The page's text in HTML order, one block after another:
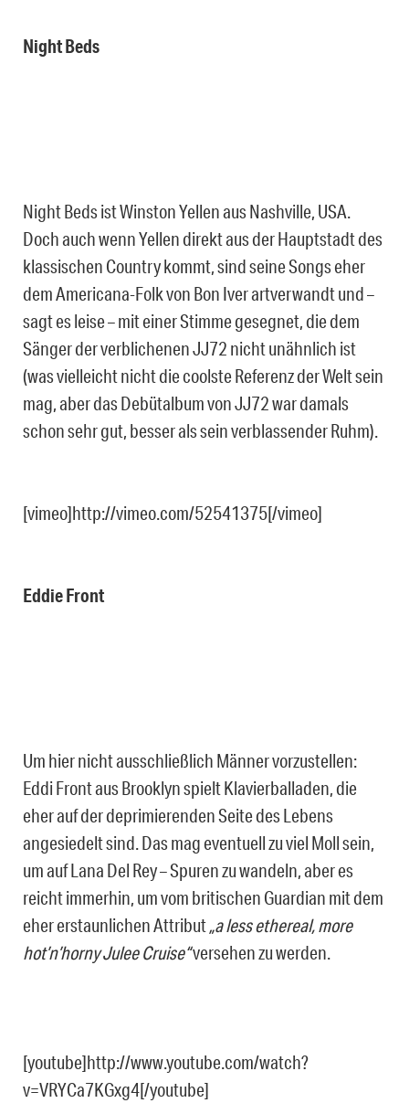
Night Beds
Night Beds ist Winston Yellen aus Nashville, USA.
Doch auch wenn Yellen direkt aus der Hauptstadt des
klassischen Country kommt, sind seine Songs eher
dem Americana-Folk von Bon Iver artverwandt und –
sagt es leise – mit einer Stimme gesegnet, die dem
Sänger der verblichenen JJ72 nicht unähnlich ist
(was vielleicht nicht die coolste Referenz der Welt sein
mag, aber das Debütalbum von JJ72 war damals
schon sehr gut, besser als sein verblassender Ruhm).
[vimeo]http://vimeo.com/52541375[/vimeo]
Eddie Front
Um hier nicht ausschließlich Männer vorzustellen:
Eddi Front aus Brooklyn spielt Klavierballaden, die
eher auf der deprimierenden Seite des Lebens
angesiedelt sind. Das mag eventuell zu viel Moll sein,
um auf Lana Del Rey – Spuren zu wandeln, aber es
reicht immerhin, um vom britischen Guardian mit dem
eher erstaunlichen Attribut„a less ethereal, more
hot’n’horny Julee Cruise“versehen zu werden.
[youtube]http://www.youtube.com/watch?
v=VRYCa7KGxg4[/youtube]